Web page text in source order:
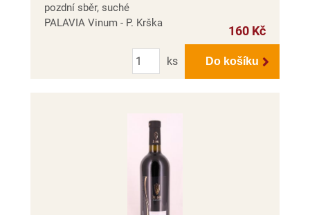
pozdní sběr, suché
PALAVIA Vinum - P. Krška
160 Kč
Počet
ks
Do košíku